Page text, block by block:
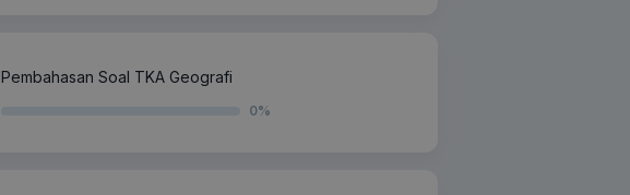
Pembahasan Soal TKA Geografi
0%